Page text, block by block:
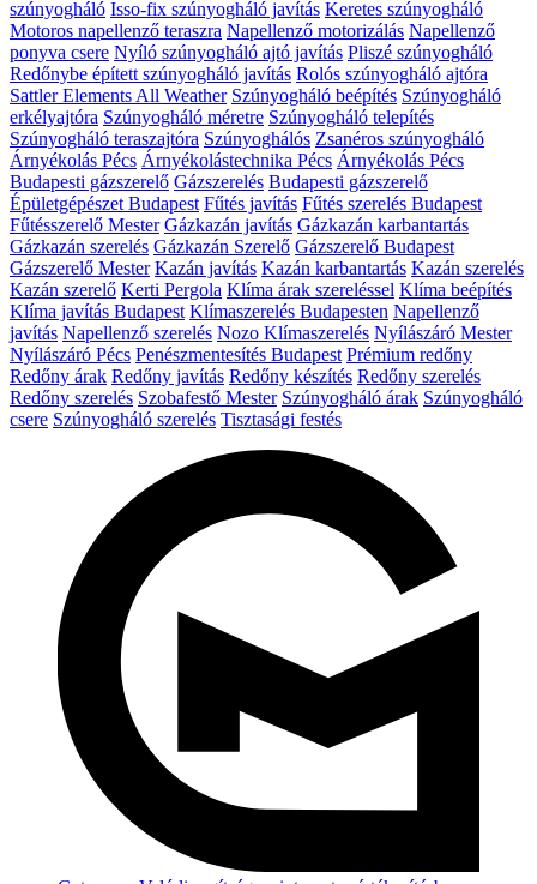
szúnyogháló Isso-fix szúnyogháló javítás Keretes szúnyogháló
Motoros napellenző teraszra Napellenző motorizálás Napellenző
ponyva csere Nyíló szúnyogháló ajtó javítás Pliszé szúnyogháló
Redőnybe épített szúnyogháló javítás Rolós szúnyogháló ajtóra
Sattler Elements All Weather Szúnyogháló beépítés Szúnyogháló
erkélyajtóra Szúnyogháló méretre Szúnyogháló telepítés
Szúnyogháló teraszajtóra Szúnyoghálós Zsanéros szúnyogháló
Árnyékolás Pécs Árnyékolástechnika Pécs Árnyékolás Pécs
Budapesti gázszerelő Gázszerelés Budapesti gázszerelő
Épületgépészet Budapest Fűtés javítás Fűtés szerelés Budapest
Fűtésszerelő Mester Gázkazán javítás Gázkazán karbantartás
Gázkazán szerelés Gázkazán Szerelő Gázszerelő Budapest
Gázszerelő Mester Kazán javítás Kazán karbantartás Kazán szerelés
Kazán szerelő Kerti Pergola Klíma árak szereléssel Klíma beépítés
Klíma javítás Budapest Klímaszerelés Budapesten Napellenző
javítás Napellenző szerelés Nozo Klímaszerelés Nyílászáró Mester
Nyílászáró Pécs Penészmentesítés Budapest Prémium redőny
Redőny árak Redőny javítás Redőny készítés Redőny szerelés
Redőny szerelés Szobafestő Mester Szúnyogháló árak Szúnyogháló
csere Szúnyogháló szerelés Tisztasági festés